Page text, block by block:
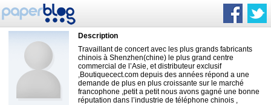
Description
Travaillant de concert avec les plus grands fabricants
chinois à Shenzhen(chine) le plus grand centre
commercial de l’Asie, et distributeur exclusif
,Boutiquecect.com depuis des années répond a une
demande de plus en plus croissante sur le marché
francophone ,petit a petit nous avons gagné une bonne
réputation dans l’industrie de téléphone chinois ,